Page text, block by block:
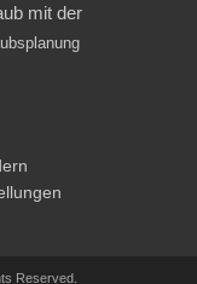
mit der
Reserved.